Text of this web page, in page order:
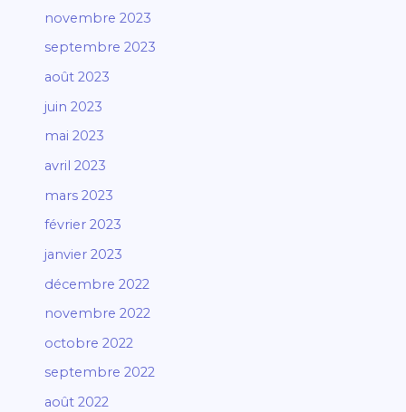
novembre 2023
septembre 2023
août 2023
juin 2023
mai 2023
avril 2023
mars 2023
février 2023
janvier 2023
décembre 2022
novembre 2022
octobre 2022
septembre 2022
août 2022